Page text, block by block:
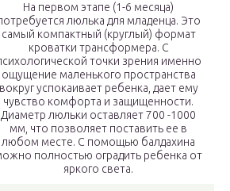
На первом этапе (1-6 месяца)
люлька для младенца. Это
самый компактный (круглый) формат
кроватки трансформера. С
точки зрения именно
ощущение маленького пространства
вокруг успокаивает ребенка, дает ему
чувство комфорта и защищенности.
Диаметр люльки оставляет 700 -1000
мм, что позволяет поставить ее в
любом месте. С помощью балдахина
полностью оградить ребенка от
яркого света.